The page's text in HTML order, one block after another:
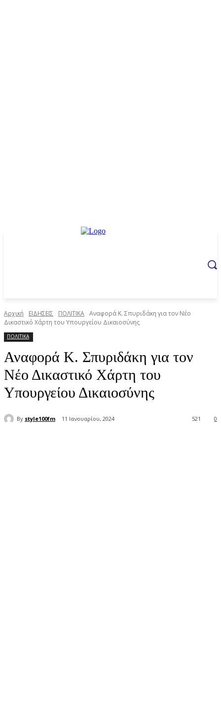
Αρχική ΕΙΔΗΣΕΙΣ ΠΟΛΙΤΙΚΑ Αναφορά Κ. Σπυριδάκη για τον Νέο
Δικαστικό Χάρτη του Υπουργείου Δικαιοσύνης
ΠΟΛΙΤΙΚΑ
Αναφορά Κ. Σπυριδάκη για τον
Νέο Δικαστικό Χάρτη του
Υπουργείου Δικαιοσύνης
By style100fm 11 Ιανουαρίου, 2024 0
521